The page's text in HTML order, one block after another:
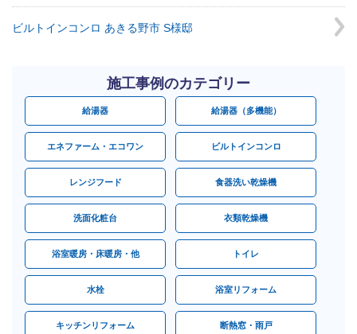
ビルトインコンロ あきる野市 S様邸
施工事例のカテゴリー
給湯器 給湯器（多機能）
エネファーム・エコワン ビルトインコンロ
レンジフード 食器洗い乾燥機
洗面化粧台 衣類乾燥機
浴室暖房・床暖房・他 トイレ
水栓 浴室リフォーム
キッチンリフォーム 断熱窓・雨戸